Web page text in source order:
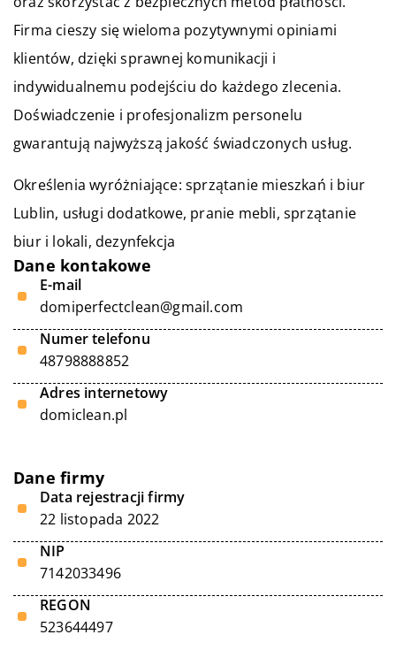
Firma cieszy się wieloma pozytywnymi opiniami
klientów, dzięki sprawnej komunikacji i
indywidualnemu podejściu do każdego zlecenia.
Doświadczenie i profesjonalizm personelu
gwarantują najwyższą jakość świadczonych usług.
Określenia wyróżniające: sprzątanie mieszkań i biur
Lublin, usługi dodatkowe, pranie mebli, sprzątanie
biur i lokali, dezynfekcja
Dane kontakowe
E-mail
domiperfectclean@gmail.com
Numer telefonu
48798888852
Adres internetowy
domiclean.pl
Dane firmy
Data rejestracji firmy
22 listopada 2022
NIP
7142033496
REGON
523644497